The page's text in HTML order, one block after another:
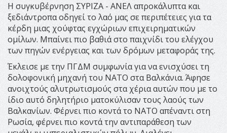
Η συγκυβέρνηση ΣΥΡΙΖΑ - ΑΝΕΛ απροκάλυπτα και
ξεδιάντροπα οδηγεί το λαό μας σε περιπέτειες για τα
κέρδη μιας χούφτας εγχώριων επιχειρηματικών
ομίλων. Μπαίνει πιο βαθιά στο παιχνίδι του ελέγχου
των πηγών ενέργειας και των δρόμων μεταφοράς της.
Έκλεισε με την ΠΓΔΜ συμφωνία για να ενισχύσει τη
δολοφονική μηχανή του ΝΑΤΟ στα Βαλκάνια. Άφησε
ανοιχτούς αλυτρωτισμούς στα χέρια αυτών που με το
ίδιο αυτό δηλητήριο ματοκύλισαν τους λαούς των
Βαλκανίων. Φέρνει πιο κοντά το ΝΑΤΟ απέναντι στη
Ρωσία, φέρνει πιο κοντά την αντιπαράθεση των